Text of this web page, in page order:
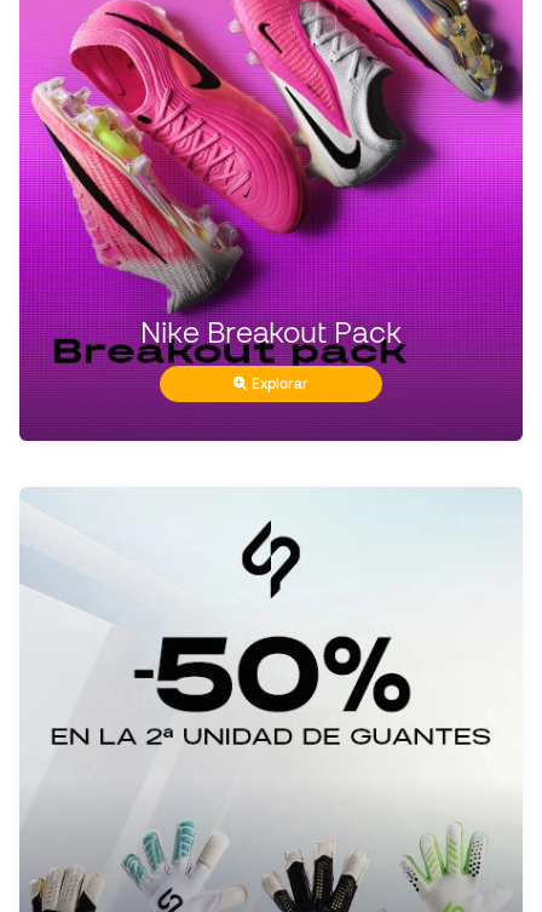
Nike Breakout Pack
Explorar